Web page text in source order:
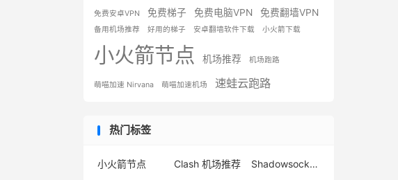
免费安卓VPN 免费梯子 免费电脑VPN 免费翻墙VPN
备用机场推荐 好用的梯子 安卓翻墙软件下载 小火箭下载
小火箭节点 机场推荐 机场跑路
萌喵加速 Nirvana 萌喵加速机场 速蛙云跑路
热门标签
小火箭节点 Clash 机场推荐
Shadowsocks 付费节点